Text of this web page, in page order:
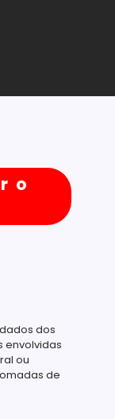
o
dos
envolvidas
ou
de